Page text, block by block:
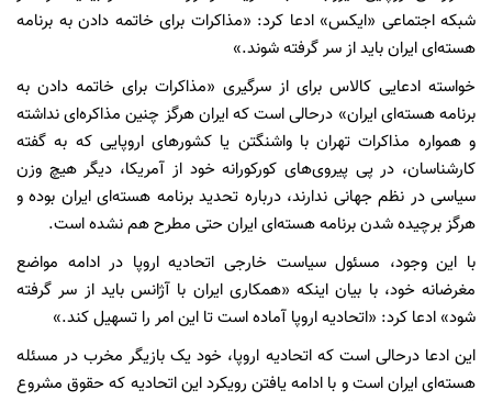
شبکه اجتماعی «ایکس» ادعا کرد: «مذاکرات برای خاتمه دادن به برنامه
هسته‌ای ایران باید از سر گرفته شوند.»
خواسته ادعایی کالاس برای از سرگیری «مذاکرات برای خاتمه دادن به
برنامه هسته‌ای ایران» درحالی است که ایران هرگز چنین مذاکره‌ای نداشته
و همواره مذاکرات تهران با واشنگتن یا کشورهای اروپایی که به گفته
کارشناسان، در پی پیروی‌های کورکورانه خود از آمریکا، دیگر هیچ وزن
سیاسی در نظم جهانی ندارند، درباره تحدید برنامه هسته‌ای ایران بوده و
هرگز برچیده شدن برنامه هسته‌ای ایران حتی مطرح هم نشده است.
با این وجود، مسئول سیاست خارجی اتحادیه اروپا در ادامه مواضع
مغرضانه خود، با بیان اینکه «همکاری ایران با آژانس باید از سر گرفته
شود» ادعا کرد: «اتحادیه اروپا آماده است تا این امر را تسهیل کند.»
این ادعا درحالی است که اتحادیه اروپا، خود یک بازیگر مخرب در مسئله
هسته‌ای ایران است و با ادامه یافتن رویکرد این اتحادیه که حقوق مشروع